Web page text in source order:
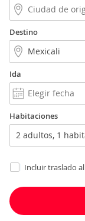
Destino
Ida
Habitaciones
Incluir traslado